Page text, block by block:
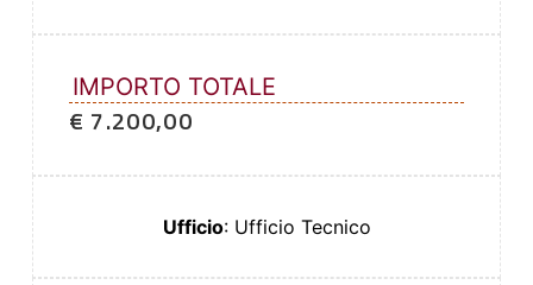
IMPORTO TOTALE
€ 7.200,00
Ufficio: Ufficio Tecnico